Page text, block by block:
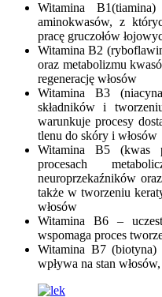
Witamina
aminokwasów, z
pracę gruczołów
Witamina B2
oraz metabolizmu
regenerację włosów
Witamina B3
składników i
warunkuje procesy
tlenu do skóry i włosów
Witamina B5 (kwas
procesach
neuroprzekaźników
także w tworzeniu
włosów
Witamina B6 –
wspomaga proces
Witamina B7 (biotyna)
wpływa na stan